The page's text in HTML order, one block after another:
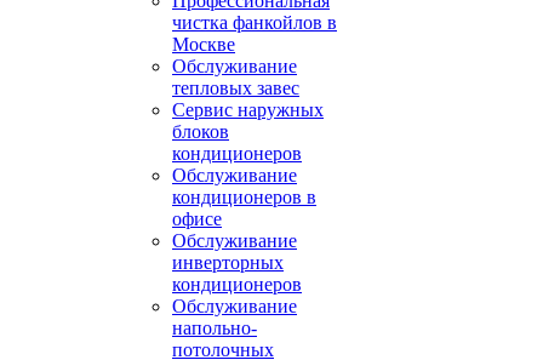
чистка фанкойлов в
Москве
Обслуживание
тепловых завес
Сервис наружных
блоков
кондиционеров
Обслуживание
кондиционеров в
офисе
Обслуживание
инверторных
кондиционеров
Обслуживание
напольно-
потолочных